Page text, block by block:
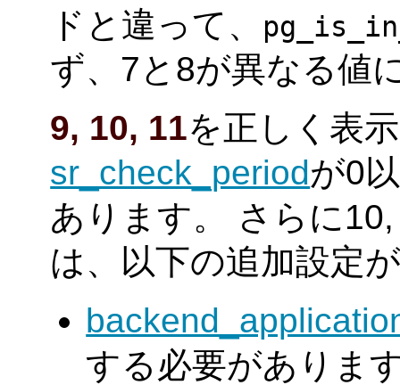
ドと違って、
ず、7と8が異なる値
9, 10, 11を正しく表
sr_check_periodが0
あります。 さらに
は、以下の追加設定
する必要がありま